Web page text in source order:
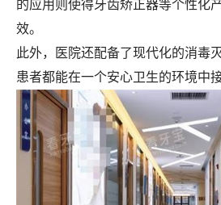
的应用则使得牙齿矫正器等个性化
效。
此外，医院还配备了现代化的消毒
患者都能在一个安心卫生的环境中